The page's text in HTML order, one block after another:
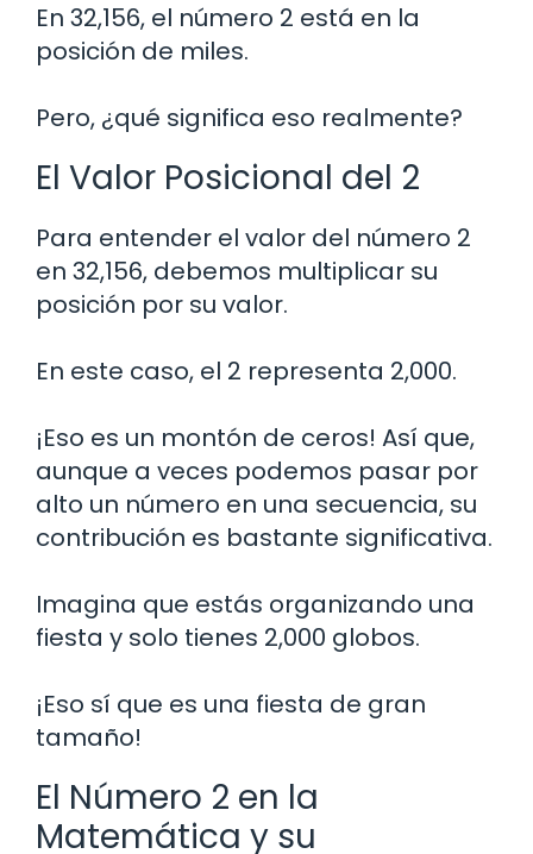
En 32,156, el número 2 está en la
posición de miles.
Pero, ¿qué significa eso realmente?
El Valor Posicional del 2
Para entender el valor del número 2
en 32,156, debemos multiplicar su
posición por su valor.
En este caso, el 2 representa 2,000.
¡Eso es un montón de ceros! Así que,
aunque a veces podemos pasar por
alto un número en una secuencia, su
contribución es bastante significativa.
Imagina que estás organizando una
fiesta y solo tienes 2,000 globos.
¡Eso sí que es una fiesta de gran
tamaño!
El Número 2 en la
Matemática y su